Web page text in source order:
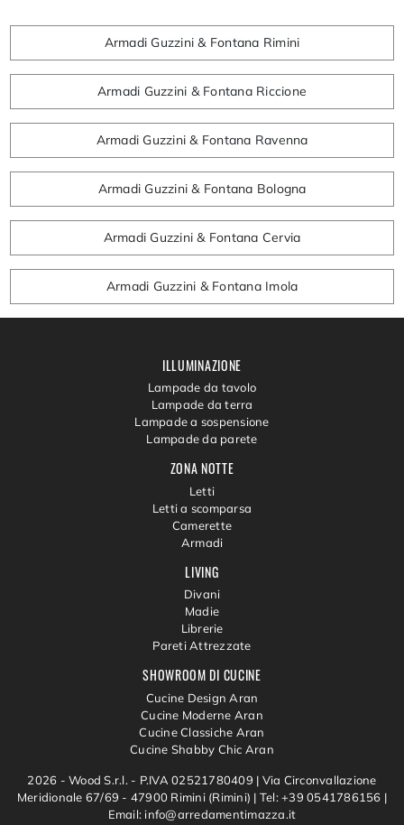
Armadi Guzzini & Fontana Rimini
Armadi Guzzini & Fontana Riccione
Armadi Guzzini & Fontana Ravenna
Armadi Guzzini & Fontana Bologna
Armadi Guzzini & Fontana Cervia
Armadi Guzzini & Fontana Imola
SHOWROOM DI CUCINE
Cucine Design Aran
Cucine Moderne Aran
Cucine Classiche Aran
Cucine Shabby Chic Aran
LIVING
Divani
Madie
Librerie
Pareti Attrezzate
ZONA NOTTE
Letti
Letti a scomparsa
Camerette
Armadi
ILLUMINAZIONE
Lampade da tavolo
Lampade da terra
Lampade a sospensione
Lampade da parete
2026 - Wood S.r.l. - P.IVA 02521780409 | Via Circonvallazione
Meridionale 67/69 - 47900 Rimini (Rimini) | Tel: +39 0541786156 |
Email: info@arredamentimazza.it